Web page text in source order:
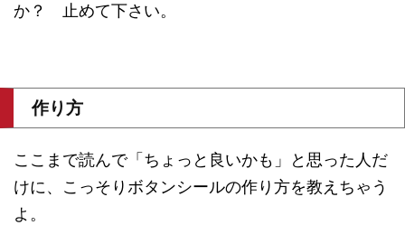
か？ 止めて下さい。
作り方
ここまで読んで「ちょっと良いかも」と思った人だ
けに、こっそりボタンシールの作り方を教えちゃう
よ。